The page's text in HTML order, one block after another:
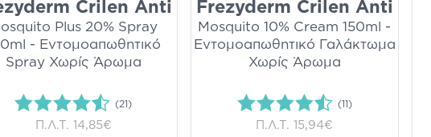
Crilen Anti
Plus 20% Spray
- Εντομοαπωθητικό
Spray Χωρίς Άρωμα
(21)
Π.Λ.Τ. 14,85€
Frezyderm Crilen Anti
Mosquito 10% Cream 150ml -
Εντομοαπωθητικό Γαλάκτωμα
Χωρίς Άρωμα
(11)
Π.Λ.Τ.15,94€